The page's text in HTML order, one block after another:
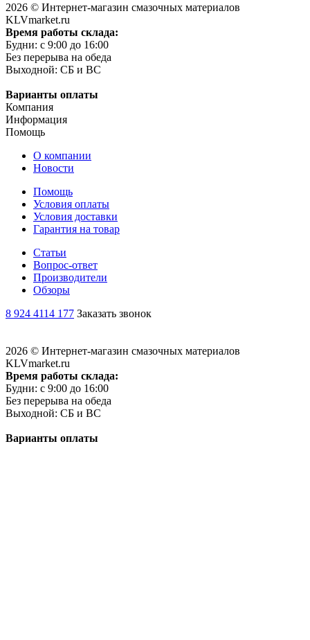
2026 © Интернет-магазин смазочных материалов
KLVmarket.ru
Время работы склада:
Будни: c 9:00 до 16:00
Без перерыва на обеда
Выходной: СБ и ВС
Варианты оплаты
Компания
Информация
Помощь
О компании
Новости
Помощь
Условия оплаты
Условия доставки
Гарантия на товар
Статьи
Вопрос-ответ
Производители
Обзоры
8 924 4114 177 Заказать звонок
2026 © Интернет-магазин смазочных материалов
KLVmarket.ru
Время работы склада:
Будни: c 9:00 до 16:00
Без перерыва на обеда
Выходной: СБ и ВС
Варианты оплаты